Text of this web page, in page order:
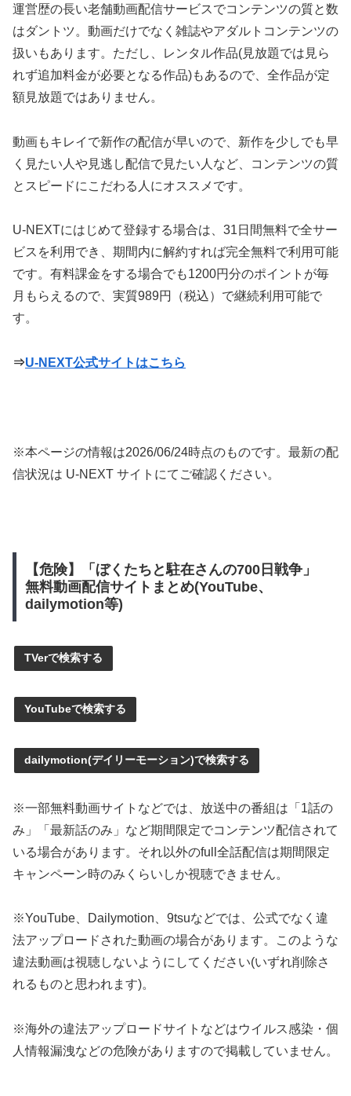
運営歴の長い老舗動画配信サービスでコンテンツの質と数
はダントツ。動画だけでなく雑誌やアダルトコンテンツの
扱いもあります。ただし、レンタル作品(見放題では見ら
れず追加料金が必要となる作品)もあるので、全作品が定
額見放題ではありません。
動画もキレイで新作の配信が早いので、新作を少しでも早
く見たい人や見逃し配信で見たい人など、コンテンツの質
とスピードにこだわる人にオススメです。
U-NEXTにはじめて登録する場合は、31日間無料で全サー
ビスを利用でき、期間内に解約すれば完全無料で利用可能
です。有料課金をする場合でも1200円分のポイントが毎
月もらえるので、実質989円（税込）で継続利用可能で
す。
⇒U-NEXT公式サイトはこちら
※本ページの情報は2026/06/24時点のものです。最新の配
信状況は U-NEXT サイトにてご確認ください。
【危険】「ぼくたちと駐在さんの700日戦争」
無料動画配信サイトまとめ(YouTube、
dailymotion等)
TVerで検索する
YouTubeで検索する
dailymotion(デイリーモーション)で検索する
※一部無料動画サイトなどでは、放送中の番組は「1話の
み」「最新話のみ」など期間限定でコンテンツ配信されて
いる場合があります。それ以外のfull全話配信は期間限定
キャンペーン時のみくらいしか視聴できません。
※YouTube、Dailymotion、9tsuなどでは、公式でなく違
法アップロードされた動画の場合があります。このような
違法動画は視聴しないようにしてください(いずれ削除さ
れるものと思われます)。
※海外の違法アップロードサイトなどはウイルス感染・個
人情報漏洩などの危険がありますので掲載していません。